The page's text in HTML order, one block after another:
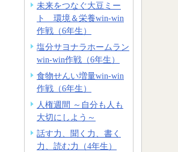
未来をつなぐ大豆ミー
ト 環境＆栄養win-win
作戦（6年生）
塩分サヨナラホームラン
win-win作戦（6年生）
食物せんい増量win-win
作戦（6年生）
人権週間 ～自分も人も
大切にしよう～
話す力、聞く力、書く
力、読む力（4年生）